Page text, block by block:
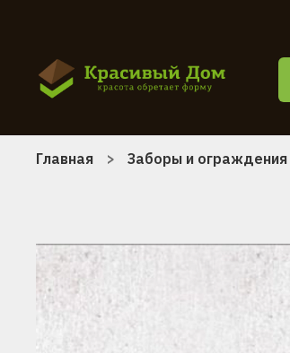
Главная Заборы и ограждения